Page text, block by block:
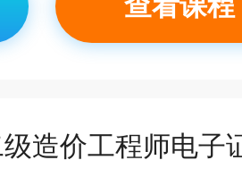
查看课程
造价工程师电子